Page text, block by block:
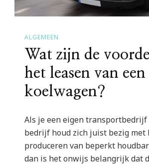
ALGEMEEN
Wat zijn de
het leasen van een
koelwagen?
Als je een eigen
bedrijf houd zich juist bezig met
produceren van beperkt
dan is het onwijs belangrijk dat